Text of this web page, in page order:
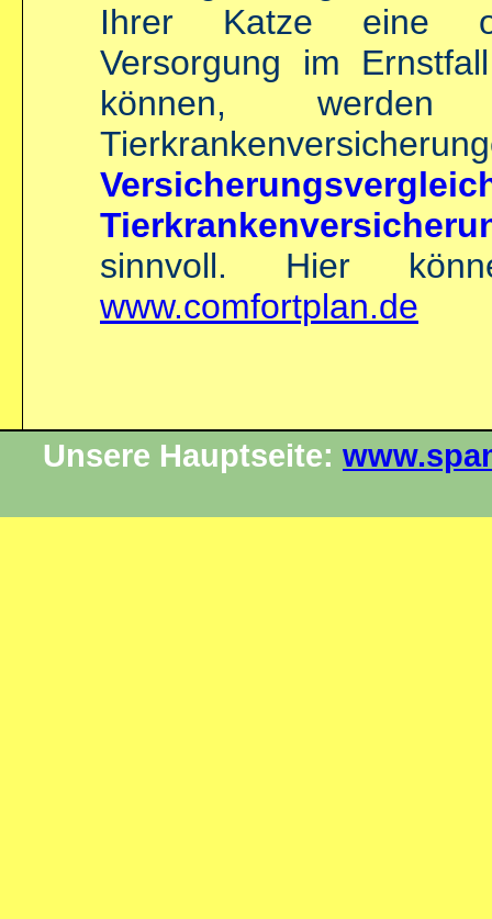
Ihrer Katze eine
Versorgung im
können, werden
sinnvoll. Hier
www.comfortplan.de
Unsere Hauptseite: